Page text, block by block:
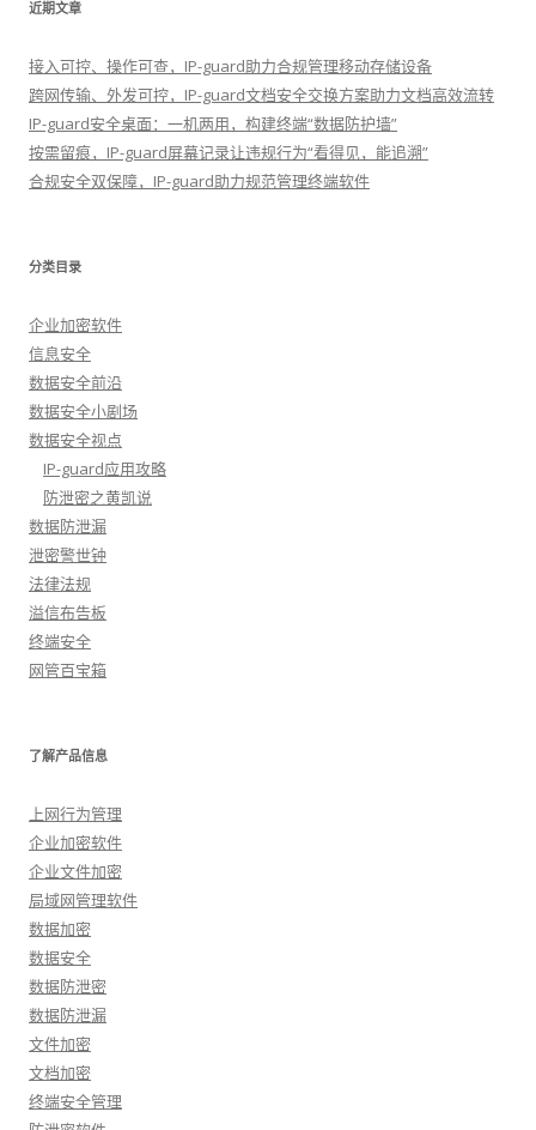
近期文章
接入可控、操作可查，IP-guard助力合规管理移动存储设备
跨网传输、外发可控，IP-guard文档安全交换方案助力文档高效流转
IP-guard安全桌面：一机两用，构建终端“数据防护墙”
按需留痕，IP-guard屏幕记录让违规行为“看得见，能追溯”
合规安全双保障，IP-guard助力规范管理终端软件
分类目录
企业加密软件
信息安全
数据安全前沿
数据安全小剧场
数据安全视点
IP-guard应用攻略
防泄密之黄凯说
数据防泄漏
泄密警世钟
法律法规
溢信布告板
终端安全
网管百宝箱
了解产品信息
上网行为管理
企业加密软件
企业文件加密
局域网管理软件
数据加密
数据安全
数据防泄密
数据防泄漏
文件加密
文档加密
终端安全管理